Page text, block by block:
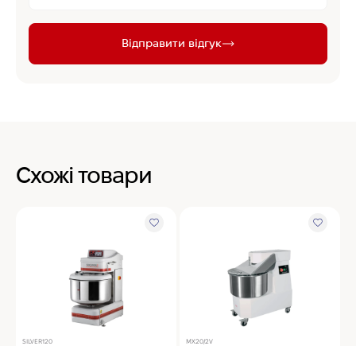
Відправити відгук
Схожі товари
SILVER120 MX20/2V